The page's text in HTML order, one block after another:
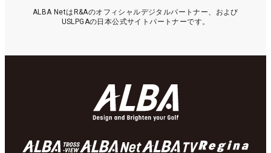
ALBA NetはR&Aのオフィシャルデジタルパートナー、および
USLPGAの日本公式サイトパートナーです。